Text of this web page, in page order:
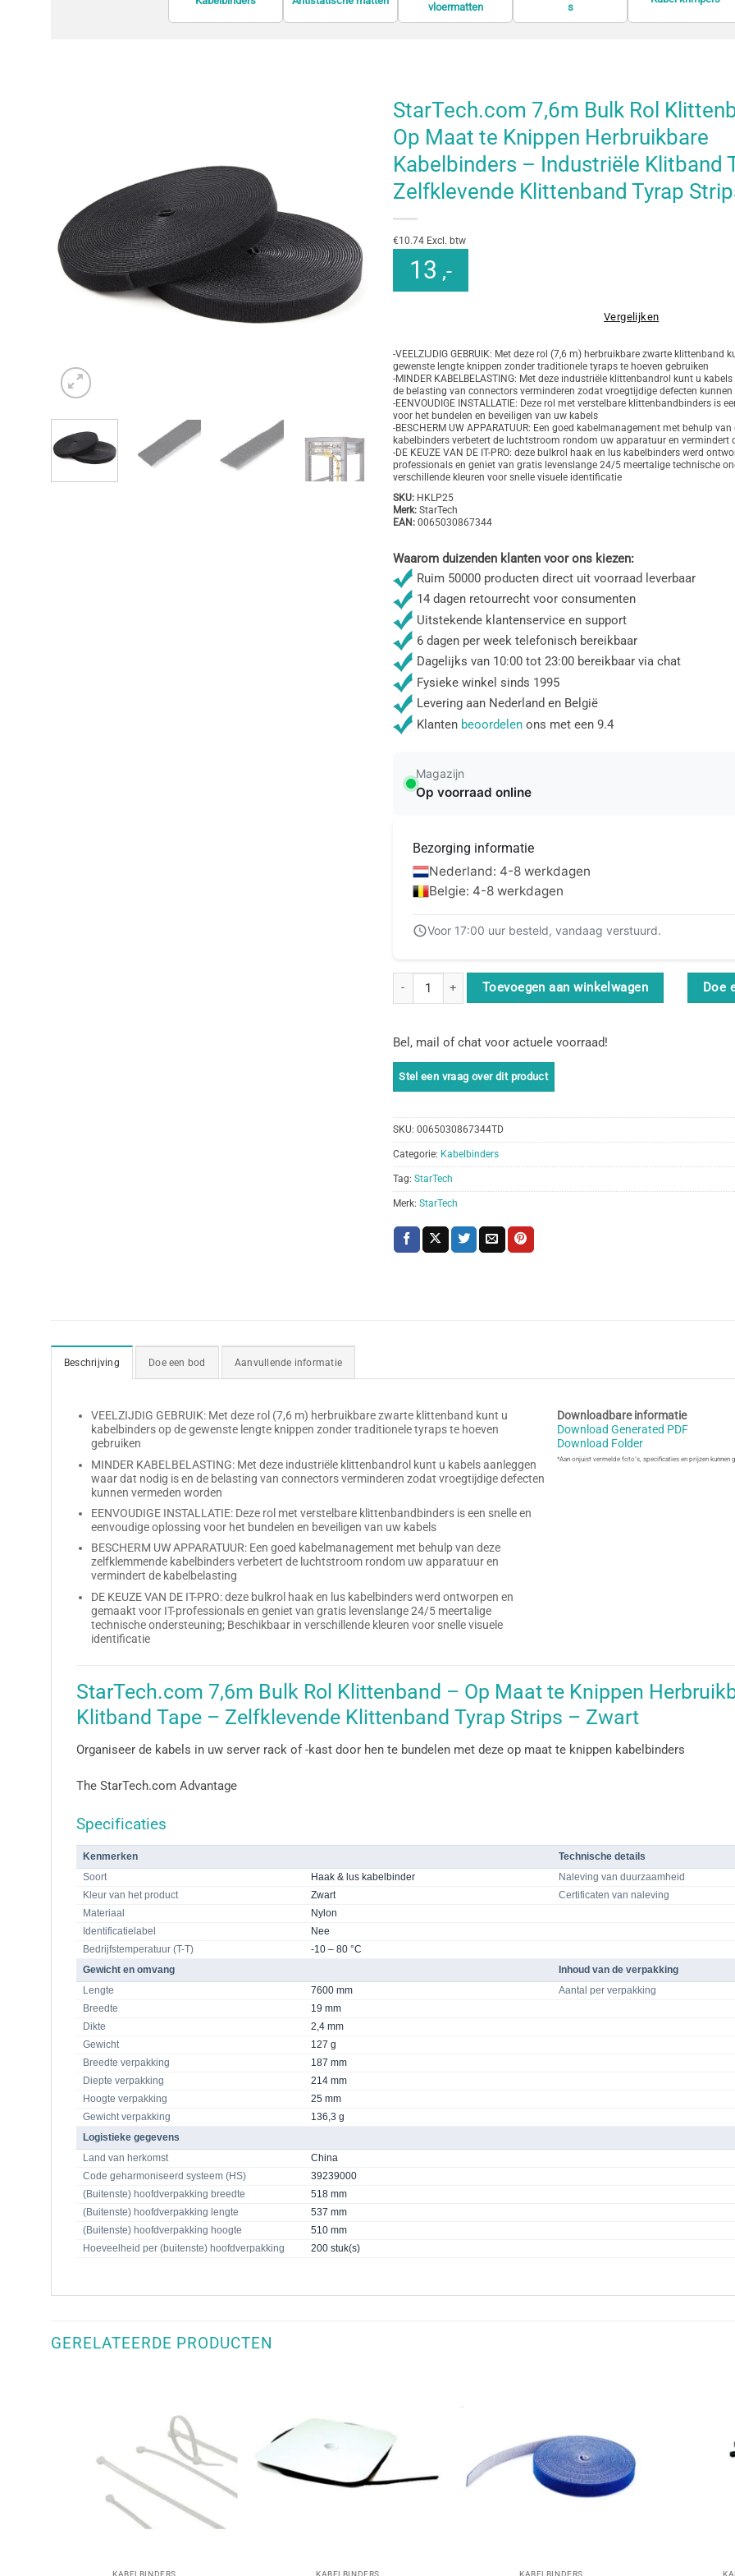
vloermatten
s
StarTech.com 7,6m Bulk Rol
Op Maat te Knippen Herbruikbare
Kabelbinders – Industriële Klitband
Zelfklevende Klittenband Tyrap
€10.74 Excl. btw
13 ,-
Vergelijken
-VEELZIJDIG GEBRUIK: Met deze rol (7,6 m) herbruikbare zwarte klittenband
gewenste lengte knippen zonder traditionele tyraps te hoeven gebruiken
-MINDER KABELBELASTING: Met deze industriële klittenbandrol kunt u
de belasting van connectors verminderen zodat vroegtijdige defecten kunnen
-EENVOUDIGE INSTALLATIE: Deze rol met verstelbare klittenbandbinders is
voor het bundelen en beveiligen van uw kabels
-BESCHERM UW APPARATUUR: Een goed kabelmanagement met behulp
kabelbinders verbetert de luchtstroom rondom uw apparatuur en vermindert
-DE KEUZE VAN DE IT-PRO: deze bulkrol haak en lus kabelbinders werd
professionals en geniet van gratis levenslange 24/5 meertalige technische
verschillende kleuren voor snelle visuele identificatie
SKU:HKLP25
Merk:StarTech
EAN:0065030867344
Waarom duizenden klanten voor ons kiezen:
Ruim 50000 producten direct uit voorraad leverbaar
14 dagen retourrecht voor consumenten
Uitstekende klantenservice en support
6 dagen per week telefonisch bereikbaar
Dagelijks van 10:00 tot 23:00 bereikbaar via chat
Fysieke winkel sinds 1995
Levering aan Nederland en België
Klanten beoordelenons met een 9.4
Magazijn
Op voorraad online
Bezorging informatie
Nederland: 4-8 werkdagen
Belgie: 4-8 werkdagen
Voor 17:00 uur besteld, vandaag verstuurd.
StarTech.com 7,6m Bulk Rol Klittenband - Op Maat te Knippen
Toevoegen aan winkelwagen Doe
Bel, mail of chat voor actuele voorraad!
SKU: 0065030867344TD
Categorie: Kabelbinders
Tag: StarTech
Merk: StarTech
Beschrijving Doe een bod Aanvullende informatie
VEELZIJDIG GEBRUIK: Met deze rol (7,6 m) herbruikbare zwarte klittenband kunt u
kabelbinders op de gewenste lengte knippen zonder traditionele tyraps te hoeven
gebruiken
MINDER KABELBELASTING: Met deze industriële klittenbandrol kunt u kabels aanleggen
waar dat nodig is en de belasting van connectors verminderen zodat vroegtijdige defecten
kunnen vermeden worden
EENVOUDIGE INSTALLATIE: Deze rol met verstelbare klittenbandbinders is een snelle en
eenvoudige oplossing voor het bundelen en beveiligen van uw kabels
BESCHERM UW APPARATUUR: Een goed kabelmanagement met behulp van deze
zelfklemmende kabelbinders verbetert de luchtstroom rondom uw apparatuur en
vermindert de kabelbelasting
DE KEUZE VAN DE IT-PRO: deze bulkrol haak en lus kabelbinders werd ontworpen en
gemaakt voor IT-professionals en geniet van gratis levenslange 24/5 meertalige
technische ondersteuning; Beschikbaar in verschillende kleuren voor snelle visuele
identificatie
Downloadbare informatie
Download Generated PDF
Download Folder
*Aan onjuist vermelde foto’s, specificaties en prijzen kunnen
StarTech.com 7,6m Bulk Rol Klittenband – Op Maat te Knippen
Klitband Tape – Zelfklevende Klittenband Tyrap Strips – Zwart
Organiseer de kabels in uw server rack of -kast door hen te bundelen met deze op maat te knippen kabelbinders
The StarTech.com Advantage
Specificaties
Kenmerken
Technische details
Soort
Haak & lus kabelbinder Naleving van duurzaamheid
Kleur van het product
Zwart Certificaten van naleving
Materiaal
Nylon
Identificatielabel
Nee
Bedrijfstemperatuur (T-T)
-10 – 80 °C
Gewicht en omvang
Inhoud van de verpakking
Lengte
7600 mm Aantal per verpakking
Breedte
19 mm
Dikte
2,4 mm
Gewicht
127 g
Breedte verpakking
187 mm
Diepte verpakking
214 mm
Hoogte verpakking
25 mm
Gewicht verpakking
136,3 g
Logistieke gegevens
Land van herkomst
China
Code geharmoniseerd systeem (HS)
39239000
(Buitenste) hoofdverpakking breedte
518 mm
(Buitenste) hoofdverpakking lengte
537 mm
(Buitenste) hoofdverpakking hoogte
510 mm
Hoeveelheid per (buitenste) hoofdverpakking
200 stuk(s)
GERELATEERDE PRODUCTEN
KABELBINDERS KABELBINDERS KABELBINDERS